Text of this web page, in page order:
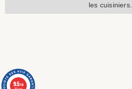
les cuisiniers.
9.5/10